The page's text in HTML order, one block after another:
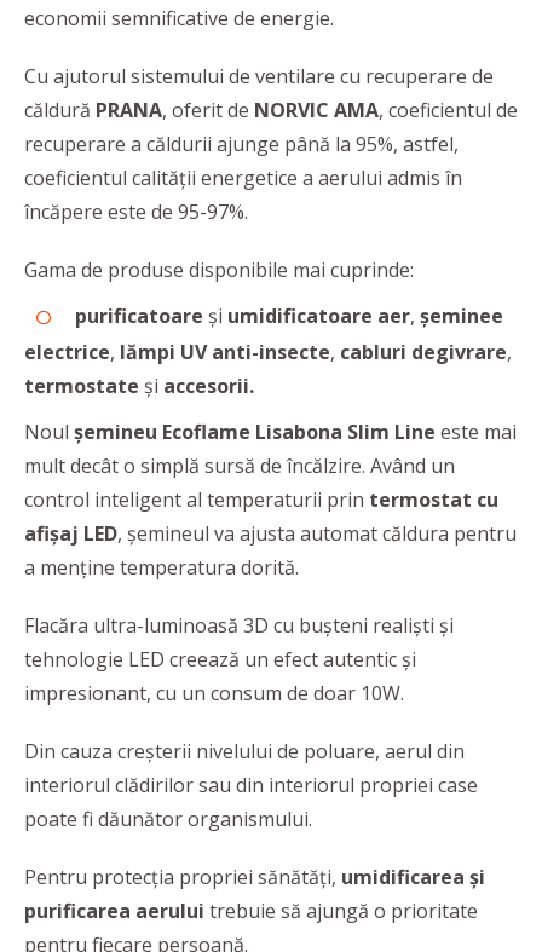
economii semnificative de energie.
Cu ajutorul sistemului de ventilare cu recuperare de
căldură PRANA, oferit de NORVIC AMA, coeficientul de
recuperare a căldurii ajunge până la 95%, astfel,
coeficientul calităţii energetice a aerului admis în
încăpere este de 95-97%.
Gama de produse disponibile mai cuprinde:
purificatoare și umidificatoare aer, șeminee
electrice, lămpi UV anti-insecte, cabluri degivrare,
termostate și accesorii.
Noul șemineu Ecoflame Lisabona Slim Line este mai
mult decât o simplă sursă de încălzire. Având un
control inteligent al temperaturii prin termostat cu
afișaj LED, șemineul va ajusta automat căldura pentru
a menține temperatura dorită.
Flacăra ultra-luminoasă 3D cu bușteni realiști și
tehnologie LED creează un efect autentic și
impresionant, cu un consum de doar 10W.
Din cauza creșterii nivelului de poluare, aerul din
interiorul clădirilor sau din interiorul propriei case
poate fi dăunător organismului.
Pentru protecția propriei sănătăți, umidificarea și
purificarea aerului trebuie să ajungă o prioritate
pentru fiecare persoană.